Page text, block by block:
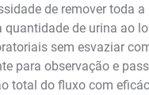
de remover toda a
de urina ao
sem esvaziar
para observação e
total do fluxo com